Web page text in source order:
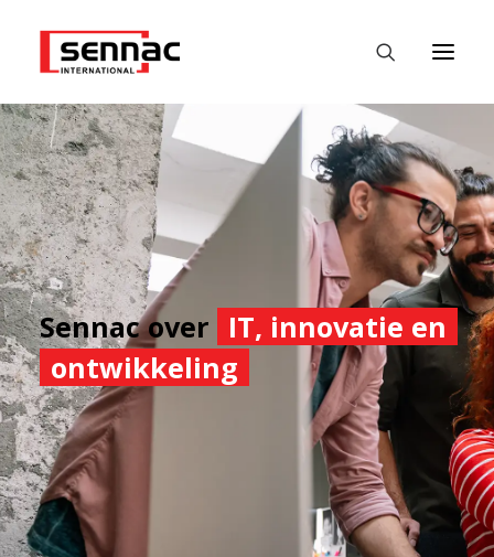
HOME
WERKGEVERS
WERKZOEKENDE
FASTEST
DATALABS
NIEUWS
CONTACT
NEDERLANDS
Sennac over IT, innovatie en
ontwikkeling